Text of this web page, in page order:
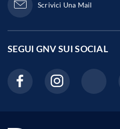
Scrivici Una Mail
SEGUI GNV SUISOCIAL